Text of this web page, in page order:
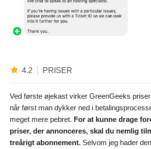
4.2 PRISER
Ved første øjekast virker GreenGeeks
når først man dykker ned i
meget mere pebret. For at kunne drage
priser, der annonceres, skal du nemlig
treårigt abonnement. Selvom jeg hader